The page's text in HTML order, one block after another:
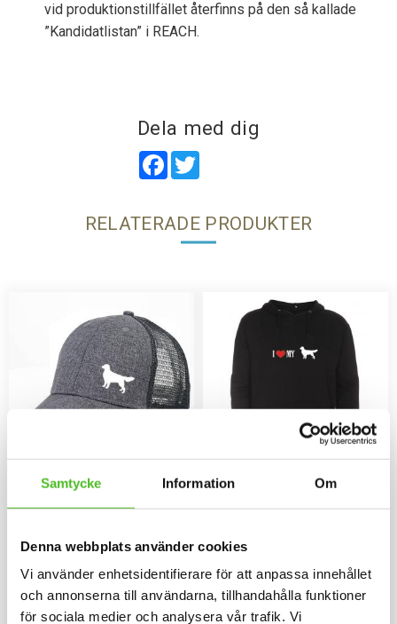
Samtycke Information Om
Denna webbplats använder cookies
Vi använder enhetsidentifierare för att anpassa innehållet
och annonserna till användarna, tillhandahålla funktioner
för sociala medier och analysera vår trafik. Vi
vid produktionstillfället återfinns på den så kallade
”Kandidatlistan” i REACH.
Dela med dig
Facebook
RELATERADE PRODUKTER
Gråmelerad Keps med
Golden Retriever
snygg passform och baksida av
Golden Retriever. Luftig och
skön keps.
159 SEK
Lägg till i favoriter
Retrievermotiv
tryckt på bröstet. Motivstorlek ca
429SEK